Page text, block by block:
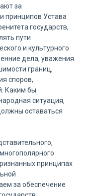
за
принципов Устава
государств,
пути
и культурного
дела, уважения
границ,
споров,
Каким бы
ситуация,
оставаться
принципах
за обеспечение